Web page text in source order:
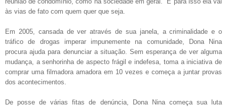
às vias de fato com quem quer que seja.
Em 2005, cansada de ver através de sua janela, a criminalidade e o
tráfico de drogas imperar impunemente na comunidade, Dona Nina
procura ajuda para denunciar a situação. Sem esperança de ver alguma
mudança, a senhorinha de aspecto frágil e indefesa, toma a iniciativa de
comprar uma filmadora amadora em 10 vezes e começa a juntar provas
dos acontecimentos.
De posse de várias fitas de denúncia, Dona Nina começa sua luta